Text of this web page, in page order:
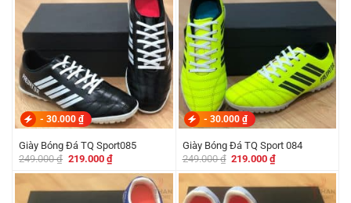
- 30.000 ₫
Giày Bóng Đá TQ Sport085
249.000₫ Giá
là:
219.000 ₫Giá
hiện
tại
là:
219.000 ₫.
- 30.000 ₫
Giày Bóng Đá TQ Sport 084
249.000₫ Giá
là:
249.000 ₫.
219.000₫Giá
tại
là:
219.000 ₫.